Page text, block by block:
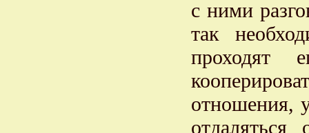
с ними
так
проходят
отношения,
отдаляться